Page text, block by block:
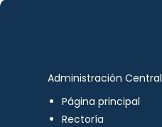
Administración Central
Página principal
Rectoría